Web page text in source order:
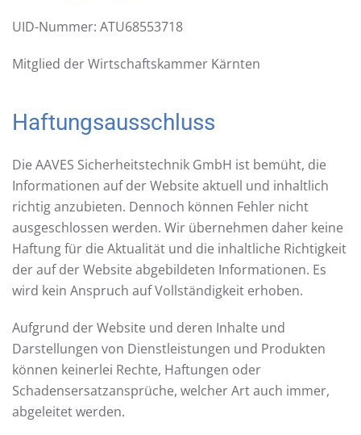
UID-Nummer: ATU68553718
Mitglied der Wirtschaftskammer Kärnten
Haftungsausschluss
Die AAVES Sicherheitstechnik GmbH ist bemüht, die
Informationen auf der Website aktuell und inhaltlich
richtig anzubieten. Dennoch können Fehler nicht
ausgeschlossen werden. Wir übernehmen daher keine
Haftung für die Aktualität und die inhaltliche Richtigkeit
der auf der Website abgebildeten Informationen. Es
wird kein Anspruch auf Vollständigkeit erhoben.
Aufgrund der Website und deren Inhalte und
Darstellungen von Dienstleistungen und Produkten
können keinerlei Rechte, Haftungen oder
Schadensersatzansprüche, welcher Art auch immer,
abgeleitet werden.